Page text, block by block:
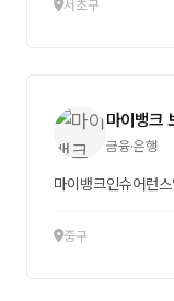
서초구
마이뱅크
금융·은행
마이뱅크인슈어런
중구